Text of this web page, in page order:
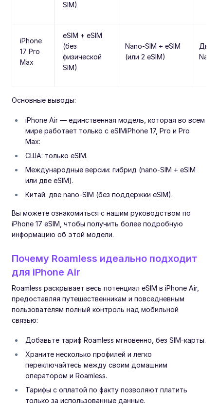
SIM)
iPhone
17 Pro
Max
eSIM + eSIM
(без
физической
SIM)
Nano-SIM + eSIM
(или 2 eSIM)
Основные выводы:
iPhone Air — единственная модель, которая во всем
мире работает только с eSIMiPhone 17, Pro и Pro
Max:
США: только eSIM.
Международные версии: гибрид (nano-SIM + eSIM
или две eSIM).
Китай: две nano-SIM (без поддержки eSIM).
Вы можете ознакомиться с нашим руководством по
iPhone 17 eSIM, чтобы получить более подробную
информацию об этой модели.
Почему Roamless идеально подходит
для iPhone Air
Roamless раскрывает весь потенциал eSIM в iPhone Air,
предоставляя путешественникам и повседневным
пользователям полный контроль над мобильной
связью:
Добавьте тариф Roamless мгновенно, без SIM-карты.
Храните несколько профилей и легко
переключайтесь между своим домашним
оператором и Roamless.
Тарифы с оплатой по факту позволяют платить
только за использованные данные.